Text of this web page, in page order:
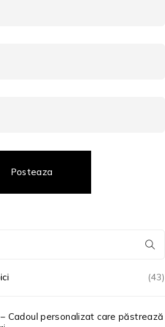
Posteaza
(43)
Cadoul personalizat care păstrează